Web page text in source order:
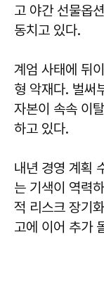
고 야간 선물옵
동치고 있다.
계엄 사태에 뒤
형 악재다. 벌써
자본이 속속 이
하고 있다.
내년 경영 계획
는 기색이 역력
적 리스크 장기
고에 이어 추가